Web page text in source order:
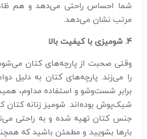
شما احساس راحتی می‌دهد و هم
مرتب نشان می‌دهد.
۴.شومیزی با کیفیت بالا
وقتی صحبت از پارچه‌های کتان
را می‌زند. پارچه‌های کتان به دلیل
برابر شست‌وشو و استفاده مداوم،
شیک‌پوش بوده‌اند. شومیز زنانه کتان
جنس کتان تهیه شده و به راحتی
بارها بشویید و مطمئن باشید که